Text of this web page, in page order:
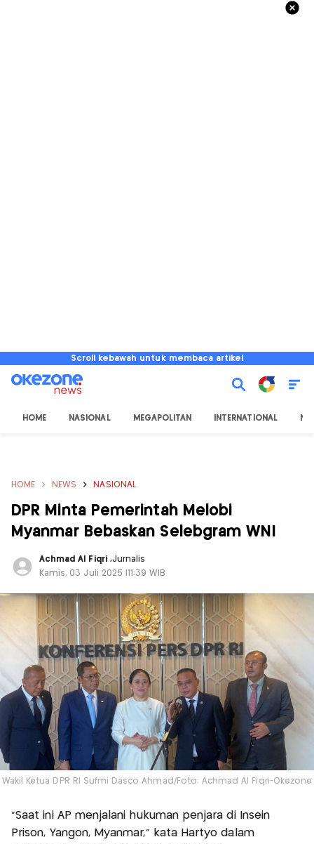
Scroll kebawah untuk membaca artikel
HOME NASIONAL MEGAPOLITAN INTERNATIONAL
HOME NEWS NASIONAL
DPR Minta Pemerintah Melobi
Myanmar Bebaskan Selebgram WNI
Achmad Al Fiqri ,Jurnalis
Kamis, 03 Juli 2025 |11:39 WIB
Wakil Ketua DPR RI Sufmi Dasco Ahmad/Foto: Achmad Al Fiqri-Okezone
"Saat ini AP menjalani hukuman penjara di Insein
Prison, Yangon, Myanmar," kata Hartyo dalam